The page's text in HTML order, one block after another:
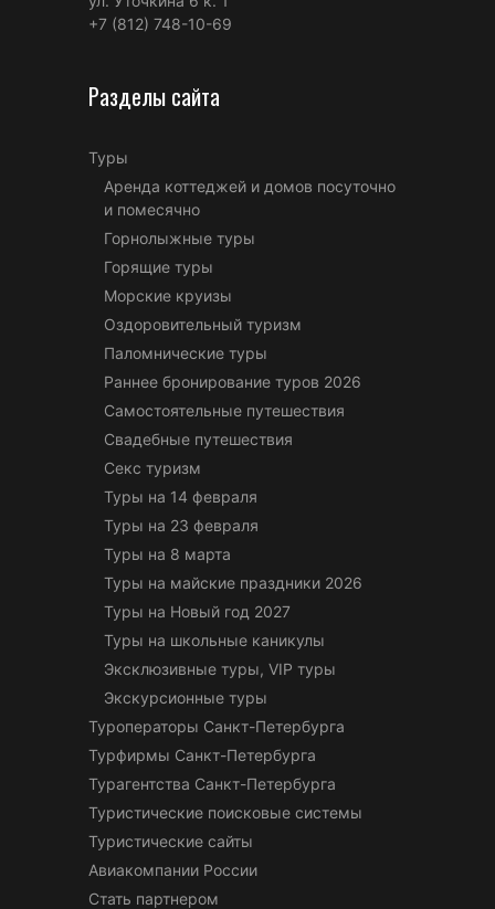
+7 (812) 748-10-69
Разделы сайта
Туры
Аренда коттеджей и домов посуточно
и помесячно
Горнолыжные туры
Горящие туры
Морские круизы
Оздоровительный туризм
Паломнические туры
Раннее бронирование туров 2026
Самостоятельные путешествия
Свадебные путешествия
Секс туризм
Туры на 14 февраля
Туры на 23 февраля
Туры на 8 марта
Туры на майские праздники 2026
Туры на Новый год 2027
Туры на школьные каникулы
Эксклюзивные туры, VIP туры
Экскурсионные туры
Туроператоры Санкт-Петербурга
Турфирмы Санкт-Петербурга
Турагентства Санкт-Петербурга
Туристические поисковые системы
Туристические сайты
Авиакомпании России
Стать партнером